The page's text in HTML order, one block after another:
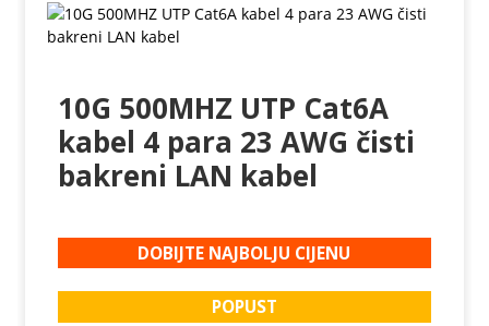
10G 500MHZ UTP Cat6A
kabel 4 para 23 AWG čisti
bakreni LAN kabel
DOBIJTE NAJBOLJU CIJENU
POPUST